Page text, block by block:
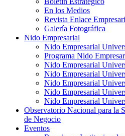
En los Medios
Revista Enlace
Galería Fotográfica
Nido Empresarial
Nido Empresarial
Programa Nido
Nido Empresarial
Nido Empresarial
Nido Empresarial
Nido Empresarial
Nido Empresarial
Observatorio Nacional para la
de Negocio
Eventos